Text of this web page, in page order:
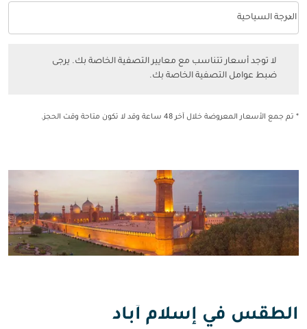
فئة المقصورة option الدرجة السياحية Selected
الدرجة السياحية
keyboard_arrow_down
لا توجد أسعار تتناسب مع معايير التصفية الخاصة بك. يرجى
ضبط عوامل التصفية الخاصة بك.
* تم جمع الأسعار المعروضة خلال آخر 48 ساعة وقد لا تكون متاحة وقت الحجز.
الطقس في إسلام أباد